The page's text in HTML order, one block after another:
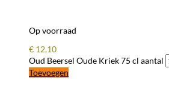
Op voorraad
€ 12,10
Oud Beersel Oude Kriek 75 cl aantal
Toevoegen